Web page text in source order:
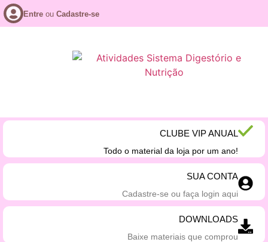
Entre ou Cadastre-se
CLUBE VIP ANUAL
Todo o material da loja por um ano!
SUA CONTA
Cadastre-se ou faça login aqui
DOWNLOADS
Baixe materiais que comprou